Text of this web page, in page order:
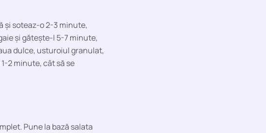
și soteaz-o 2-3 minute,
și gătește-l 5-7 minute,
dulce, usturoiul granulat,
2 minute, cât să se
Pune la bază salata